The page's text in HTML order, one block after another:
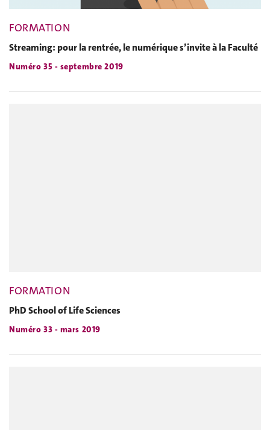
FORMATION
Streaming: pour la rentrée, le numérique s’invite à la Faculté
Numéro 35 - septembre 2019
FORMATION
PhD School of Life Sciences
Numéro 33 - mars 2019